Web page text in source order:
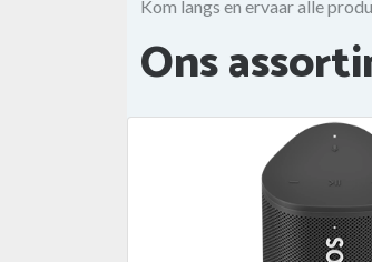
Kom langs en ervaar alle
Ons